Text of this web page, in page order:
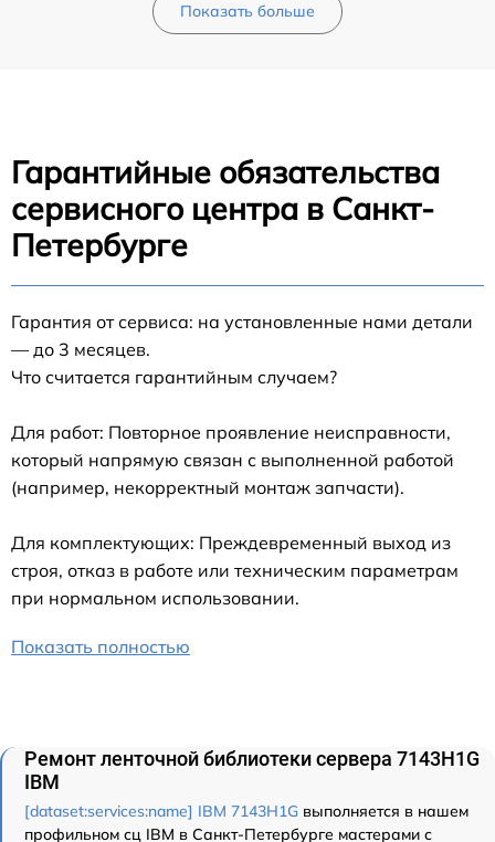
Показать больше
Гарантийные обязательства
сервисного центра в Санкт-
Петербурге
Гарантия от сервиса: на установленные нами детали
— до 3 месяцев.
Что считается гарантийным случаем?
Для работ: Повторное проявление неисправности,
который напрямую связан с выполненной работой
(например, некорректный монтаж запчасти).
Для комплектующих: Преждевременный выход из
строя, отказ в работе или техническим параметрам
при нормальном использовании.
Показать полностью
Ремонт ленточной библиотеки сервера 7143H1G
IBM
[dataset:services:name] IBM 7143H1G выполняется в нашем
профильном сц IBM в Санкт-Петербурге мастерами с